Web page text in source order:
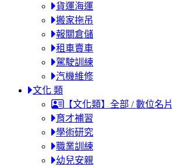
貨運海運
搬家拖吊
報關倉儲
租車賣車
駕駛訓練
汽機維修
文化 類
【文化類】全部 / 數位名片
育才補習
學術研究
職業訓練
幼兒安親